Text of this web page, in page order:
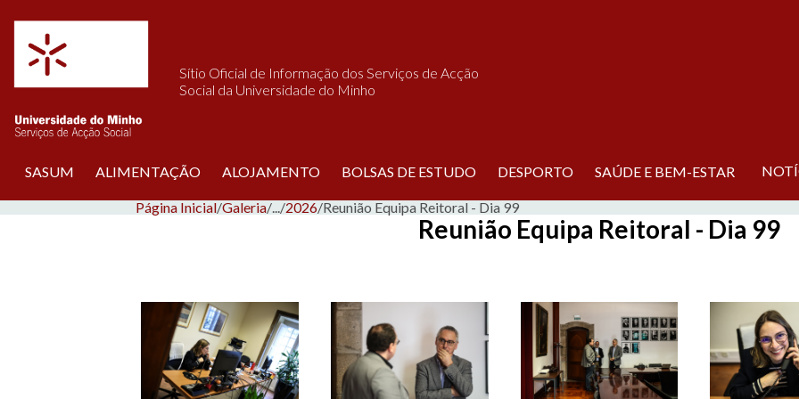
Sítio Oficial de Informação dos Serviços de Acção
Social da Universidade do Minho
SASUM ALIMENTAÇÃO ALOJAMENTO BOLSAS DE ESTUDO DESPORTO SAÚDE E BEM-ESTAR
Página Inicial/Galeria/.../2026/Reunião Equipa Reitoral - Dia 99
Reunião Equipa Reitoral - Dia 99